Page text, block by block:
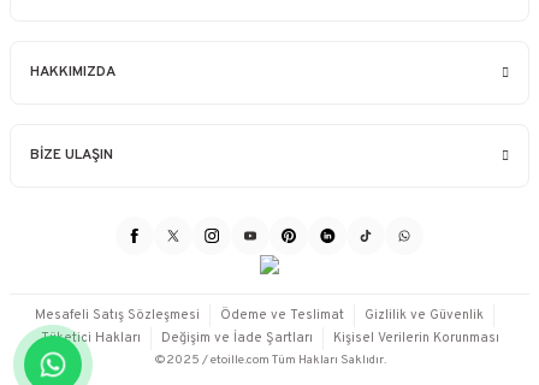
HAKKIMIZDA
BİZE ULAŞIN
©2025 / etoille.com Tüm Hakları Saklıdır.
Mesafeli Satış Sözleşmesi Ödeme ve Teslimat
Gizlilik ve Güvenlik
Tüketici Hakları
Değişim ve İade Şartları Kişisel Verilerin Korunması